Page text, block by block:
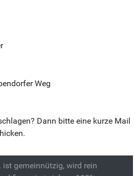
Weg
Dann bitte eine kurze Mail
ist gemeinnützig, wird rein